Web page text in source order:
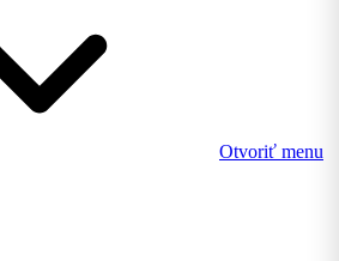
Otvoriť menu